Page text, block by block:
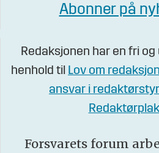
Abonner på
Redaksjonen har en fri
henhold til Lov om
ansvar i
Forsvarets forum